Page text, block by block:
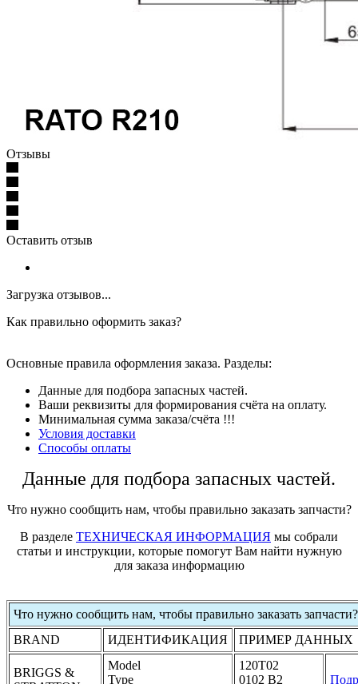
Отзывы
Оставить отзыв
Загрузка отзывов...
Как правильно оформить заказ?
Основные правила оформления заказа. Разделы:
Данные для подбора запасных частей.
Ваши реквизиты для формирования счёта на оплату.
Минимальная сумма заказа/счёта !!!
Условия доставки
Способы оплаты
Данные для подбора запасных частей.
Что нужно сообщить нам, чтобы правильно заказать запчасти?
В разделе ТЕХНИЧЕСКАЯ ИНФОРМАЦИЯ мы собрали
статьи и инструкции, которые помогут Вам найти нужную
для заказа информацию
Что нужно сообщить нам, чтобы правильно заказать запчасти?
BRAND
ИДЕНТИФИКАЦИЯ ПРИМЕР ДАННЫХ
BRIGGS &
Model
Type
120T02
0102 B2